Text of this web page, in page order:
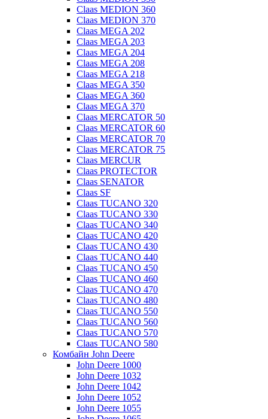
Claas MEDION 360
Claas MEDION 370
Claas MEGA 202
Claas MEGA 203
Claas MEGA 204
Claas MEGA 208
Claas MEGA 218
Claas MEGA 350
Claas MEGA 360
Claas MEGA 370
Claas MERCATOR 50
Claas MERCATOR 60
Claas MERCATOR 70
Claas MERCATOR 75
Claas MERCUR
Claas PROTECTOR
Claas SENATOR
Claas SF
Claas TUCANO 320
Claas TUCANO 330
Claas TUCANO 340
Claas TUCANO 420
Claas TUCANO 430
Claas TUCANO 440
Claas TUCANO 450
Claas TUCANO 460
Claas TUCANO 470
Claas TUCANO 480
Claas TUCANO 550
Claas TUCANO 560
Claas TUCANO 570
Claas TUCANO 580
Комбайн John Deere
John Deere 1000
John Deere 1032
John Deere 1042
John Deere 1052
John Deere 1055